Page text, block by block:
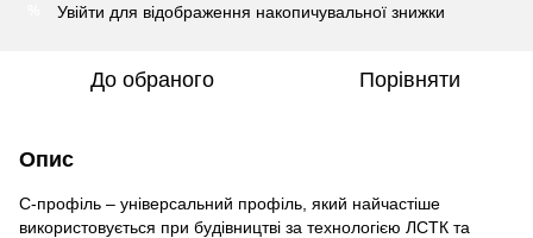
Увійти для відображення накопичувальної знижки
До обраного Порівняти
Опис
С-профіль – універсальний профіль, який найчастіше
використовується при будівництві за технологією ЛСТК та